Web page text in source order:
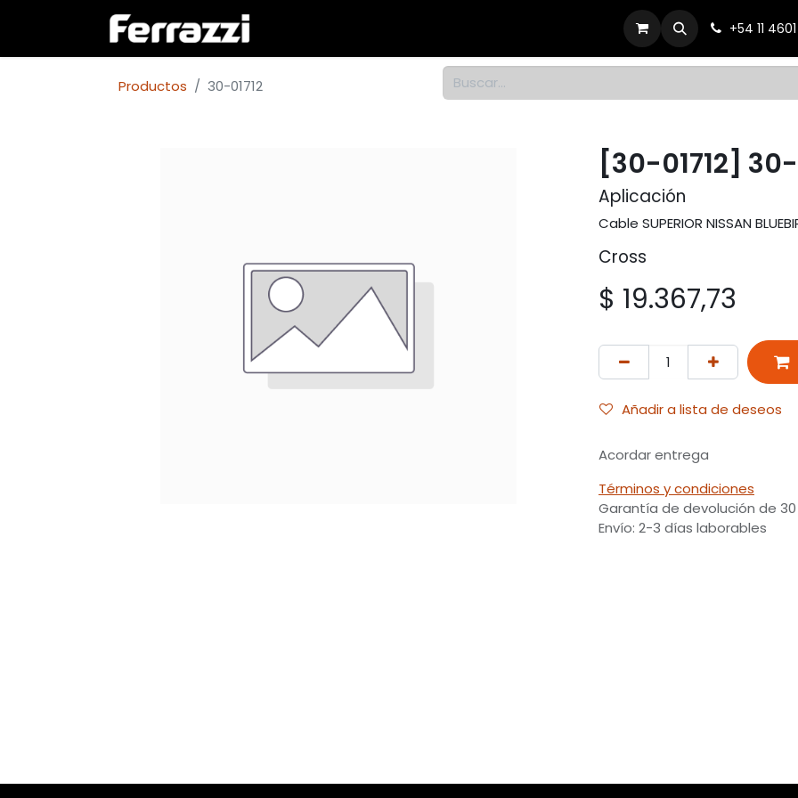
Contacto +54 11 4601
Productos 30-01712
[30-01712] 30-
Aplicación
Cable SUPERIOR NISSAN
Cross
$ 19.367,73
Añadir a lista de deseos
Acordar entrega
Términos y condiciones
Garantía de devolución de
Envío: 2-3 días laborables